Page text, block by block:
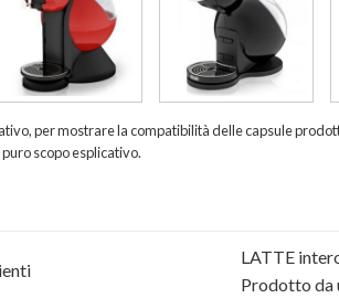
per mostrare la compatibilità delle capsule
scopo esplicativo.
LATTE
Prodotto da